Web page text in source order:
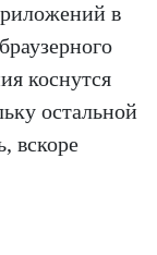
в
коснутся
остальной
вскоре